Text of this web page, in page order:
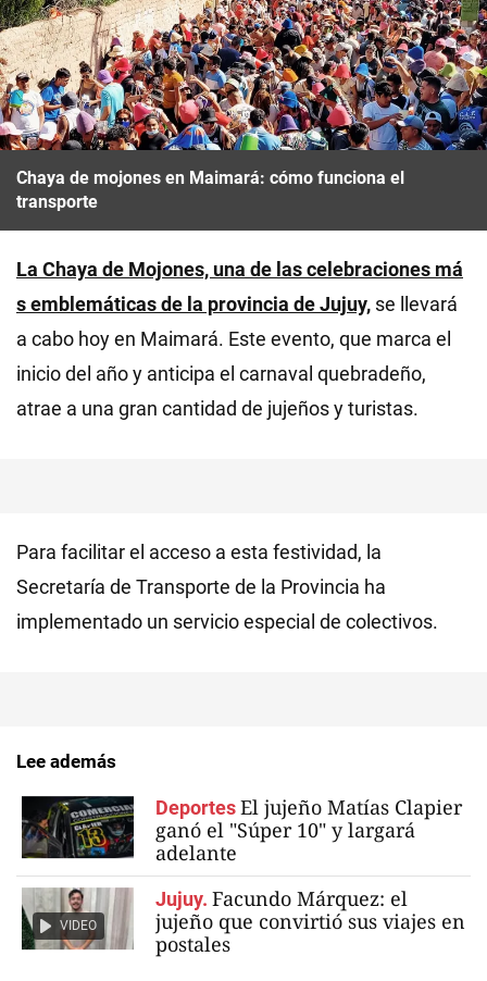
Chaya de mojones en Maimará: cómo funciona el
transporte
La Chaya de Mojones, una de las celebraciones má
s emblemáticas de la provincia de Jujuy, se llevará
a cabo hoy en Maimará. Este evento, que marca el
inicio del año y anticipa el carnaval quebradeño,
atrae a una gran cantidad de jujeños y turistas.
Para facilitar el acceso a esta festividad, la
Secretaría de Transporte de la Provincia ha
implementado un servicio especial de colectivos.
Lee además
DeportesEl jujeño Matías Clapier
ganó el "Súper 10" y largará
adelante
VIDEO
Jujuy. Facundo Márquez: el
jujeño que convirtió sus viajes en
postales